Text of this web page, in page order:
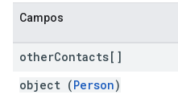
Campos
otherContacts[]
object (Person)